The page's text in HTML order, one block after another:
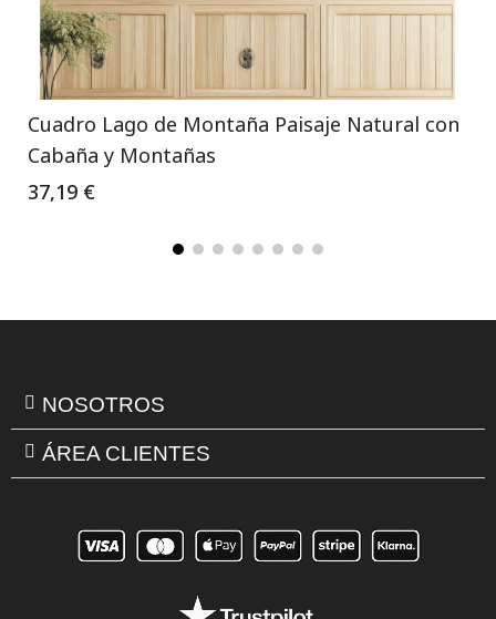
Cuadro Lago de Montaña Paisaje Natural con
Cabaña y Montañas
37,19 €
NOSOTROS
ÁREA CLIENTES